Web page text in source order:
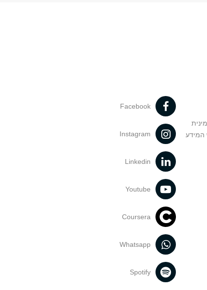
המידע
Facebook
Instagram
Linkedin
Youtube
Coursera
Whatsapp
Spotify